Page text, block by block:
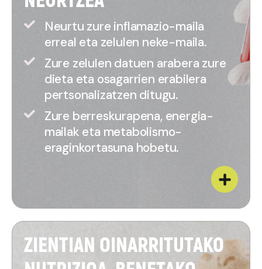
Neurtu zure inflamazio-maila
erreal eta zelulen neke-maila.
Zure zelulen datuen arabera zure
dieta eta osagarrien erabilera
pertsonalizatzen ditugu.
Zure berreskurapena, energia-
mailak eta metabolismo-
eraginkortasuna hobetu.
ZIENTIAN OINARRITUTAKO